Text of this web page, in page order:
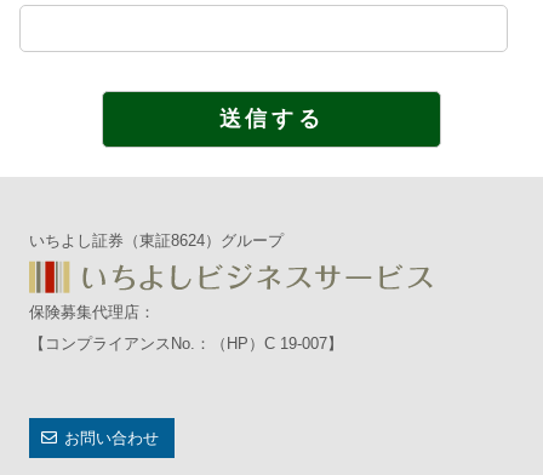
いちよし証券（東証8624）グループ
保険募集代理店：
【コンプライアンスNo.：（HP）C 19-007】
お問い合わせ